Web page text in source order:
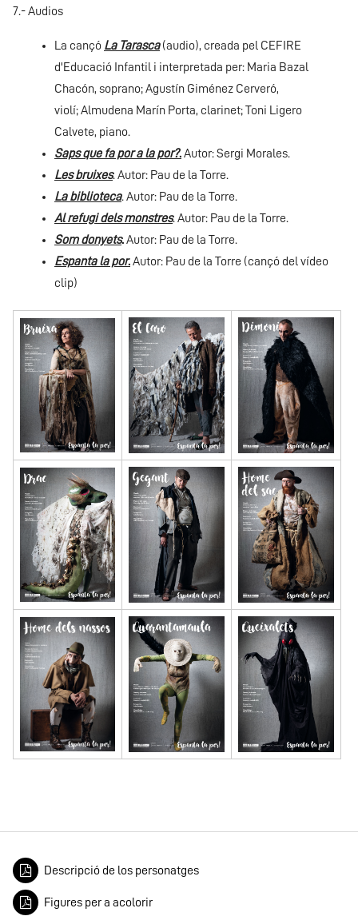
7.- Audios
La cançó La Tarasca(audio), creada pel CEFIRE
d'Educació Infantil i interpretada per: Maria Bazal
Chacón, soprano; Agustín Giménez Cerveró,
violí; Almudena Marín Porta, clarinet; Toni Ligero
Calvete, piano.
Saps que fa por a la por?.Autor: Sergi Morales.
Les bruixes. Autor: Pau de la Torre.
La biblioteca. Autor: Pau de la Torre.
Al refugi dels monstres. Autor: Pau de la Torre.
Som donyets.Autor: Pau de la Torre.
Espanta la por.Autor: Pau de la Torre (cançó del vídeo
clip)
Descripció de los personatges
Figures per a acolorir